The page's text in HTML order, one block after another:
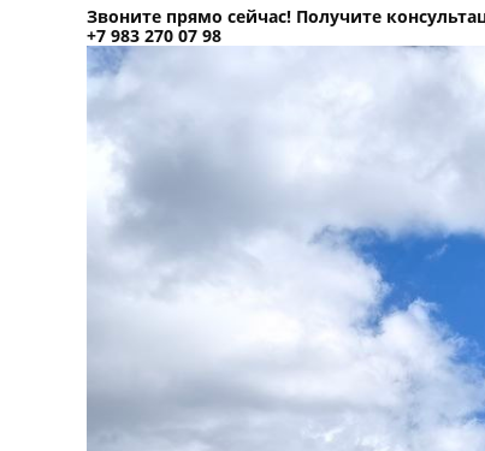
Звоните прямо сейчас! Получите
+7 983 270 07 98